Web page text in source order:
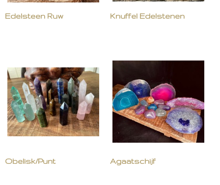
Edelsteen Ruw Knuffel Edelstenen
Obelisk/Punt Agaatschijf